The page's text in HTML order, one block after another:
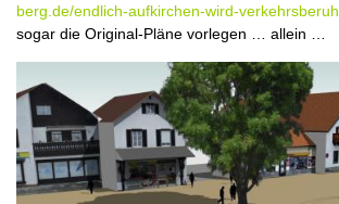
berg.de/endlich-aufkirchen-wird-
sogar die Original-Pläne vorlegen … allein …